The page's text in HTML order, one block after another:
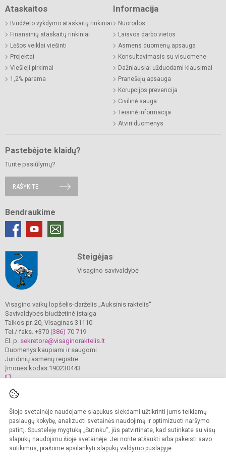
Šioje svetainėje naudojame slapukus siekdami užtikrinti jums teikiamų
paslaugų kokybę, analizuoti svetainės naudojimą ir optimizuoti naršymo
patirtį. Spustelėję mygtuką „Sutinku“, jūs patvirtinate, kad sutinkate su visų
slapukų naudojimu šioje svetainėje. Jei norite atšaukti arba pakeisti savo
sutikimus, prašome apsilankyti slapukų valdymo puslapyje.
Ataskaitos
Biudžeto vykdymo ataskaitų rinkiniai
Finansinių ataskaitų rinkiniai
Lėšos veiklai viešinti
Projektai
Viešieji pirkimai
1,2% parama
Informacija
Nuorodos
Laisvos darbo vietos
Asmens duomenų apsauga
Konsultavimasis su visuomene
Dažniausiai užduodami klausimai
Pranešėjų apsauga
Korupcijos prevencija
Civilinė sauga
Teisinė informacija
Atviri duomenys
Pastebėjote klaidų?
Turite pasiūlymų?
RAŠYKITE
Bendraukime
Steigėjas
Visagino savivaldybė
Visagino vaikų lopšelis-darželis „Auksinis raktelis“
Savivaldybės biudžetinė įstaiga
Taikos pr. 20, Visaginas 31110
Tel./ faks. +370 (386) 70 719
El. p. sekretore@visaginoraktelis.lt
Duomenys kaupiami ir saugomi
Juridinių asmenų registre
Įmonės kodas 190230443
saugomos.
Kopijuoti turinį be raštiško įstaigos administracijos sutikimo griežtai draudžiama.
Prieinamumo paraiška Slapukų valdymas
Sumanus būdas atnaujinti